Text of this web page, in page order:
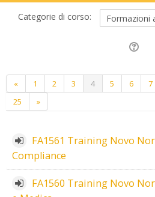
Categorie di corso:
«Precedente
1 2 3 4(zttuale)
5 6 7
25
»Successivo
FA1561 Training Novo
Compliance
FA1560 Training Novo